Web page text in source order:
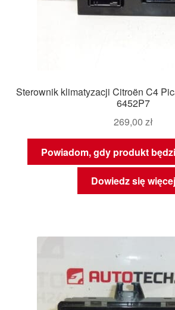
Sterownik klimatyzacji Citroën C4
6452P7
269,00 zł
Powiadom, gdy produkt
Dowiedz się więcej